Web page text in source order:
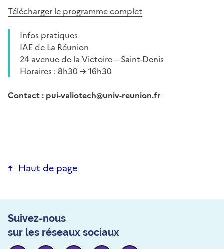
Télécharger le programme complet
Infos pratiques
IAE de La Réunion
24 avenue de la Victoire – Saint-Denis
Horaires : 8h30 → 16h30
Contact : pui-valiotech@univ-reunion.fr
Haut de page
Suivez-nous
sur les réseaux sociaux